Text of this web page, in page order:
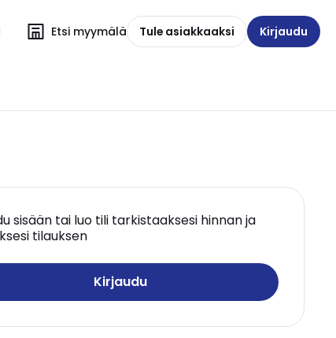
Etsi myymälä Tule asiakkaaksi Kirjaudu
sisään tai luo tili tarkistaaksesi hinnan ja
tilauksen
Kirjaudu